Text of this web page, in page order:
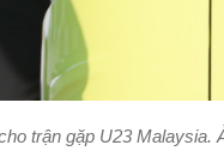
trận gặp U23 Malaysia.